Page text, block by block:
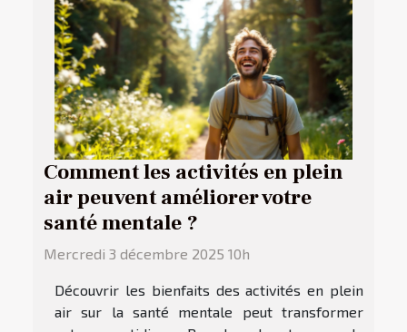
Comment les activités en plein
air peuvent améliorer votre
santé mentale ?
Mercredi 3 décembre 2025 10h
Découvrir les bienfaits des activités en plein
air sur la santé mentale peut transformer